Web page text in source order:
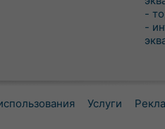
-
-
Услуги